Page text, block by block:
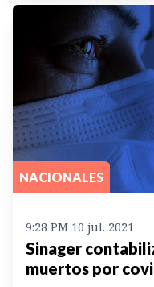
NACIONALES
9:28 PM 10 jul. 2021
Sinager
muertos por